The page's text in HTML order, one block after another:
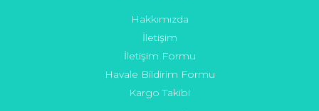
Gönder
Hakkımızda
İletişim
İletişim Formu
Havale Bildirim Formu
Kargo Takibi